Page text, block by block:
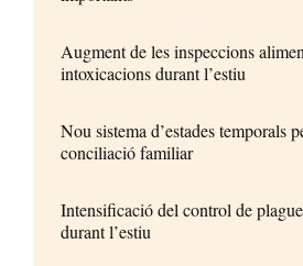
Augment de les inspeccions
intoxicacions durant l’estiu
Nou sistema d’estades temporals
conciliació familiar
Intensificació del control de
durant l’estiu